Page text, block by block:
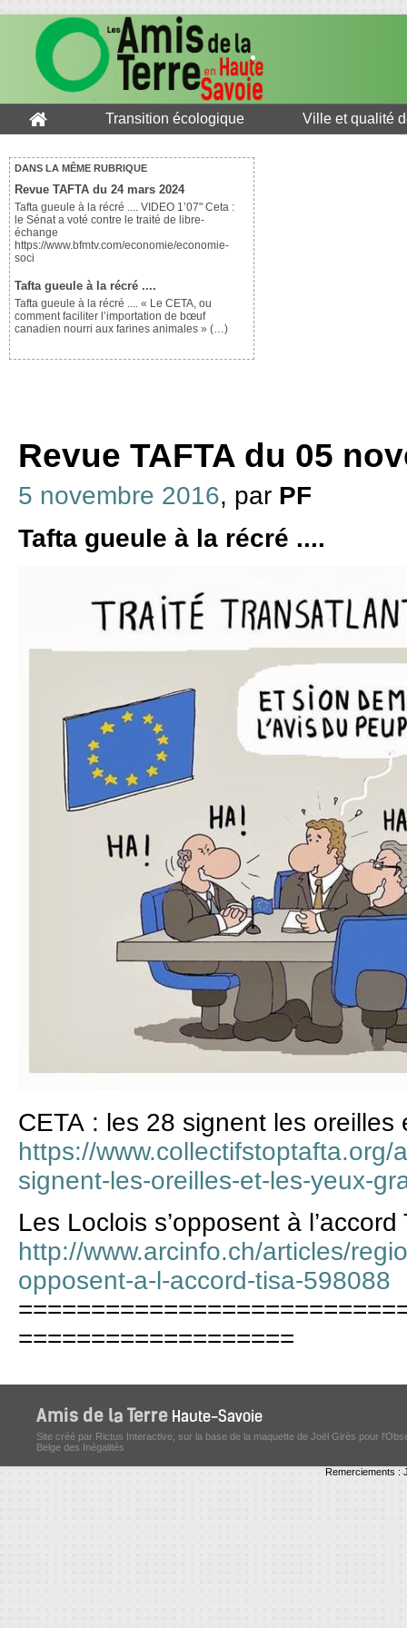
Transition écologique Ville et qualité
DANS LA MÊME RUBRIQUE
Revue TAFTA du 24 mars 2024
Tafta gueule à la récré .... VIDEO 1’07" Ceta :
le Sénat a voté contre le traité de libre-
échange
https://www.bfmtv.com/economie/economie-
soci
Tafta gueule à la récré ....
Tafta gueule à la récré .... « Le CETA, ou
comment faciliter l’importation de bœuf
canadien nourri aux farines animales » (…)
Revue TAFTA du 05
5 novembre 2016, par PF
Tafta gueule à la récré ....
CETA : les 28 signent les oreilles
https://www.collectifstoptafta.org/
signent-les-oreilles-et-les-yeux-
Les Loclois s’opposent à l’accord
http://www.arcinfo.ch/articles/
opposent-a-l-accord-tisa-598088
===================
Site créé par Rictus Interactive, sur la base de la maquette de Joël Girès pour
Belge des Inégalités
Remerciements :